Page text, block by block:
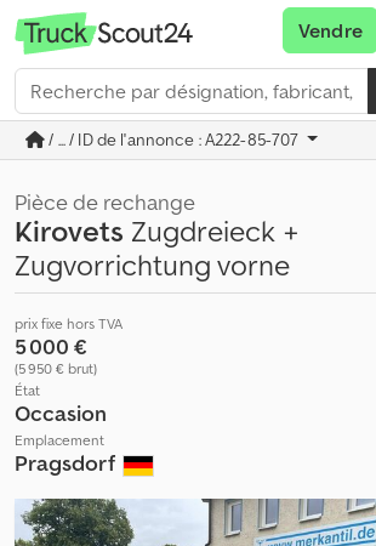
Vendre
/ ... / ID de l'annonce : A222-85-707
Pièce de rechange
Kirovets Zugdreieck +
Zugvorrichtung vorne
prix fixe hors TVA
5 000 €
(5 950 € brut)
État
Occasion
Emplacement
Pragsdorf